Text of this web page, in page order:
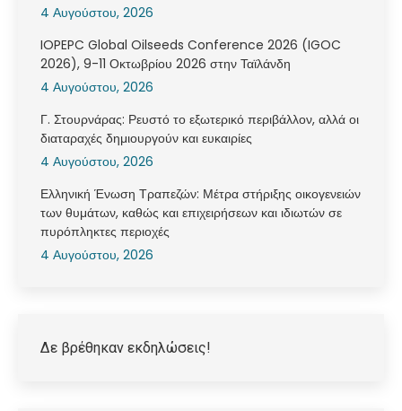
4 Αυγούστου, 2026
IOPEPC Global Oilseeds Conference 2026 (IGOC
2026), 9-11 Οκτωβρίου 2026 στην Ταϊλάνδη
4 Αυγούστου, 2026
Γ. Στουρνάρας: Ρευστό το εξωτερικό περιβάλλον, αλλά οι
διαταραχές δημιουργούν και ευκαιρίες
4 Αυγούστου, 2026
Ελληνική Ένωση Τραπεζών: Μέτρα στήριξης οικογενειών
των θυμάτων, καθώς και επιχειρήσεων και ιδιωτών σε
πυρόπληκτες περιοχές
4 Αυγούστου, 2026
Δε βρέθηκαν εκδηλώσεις!